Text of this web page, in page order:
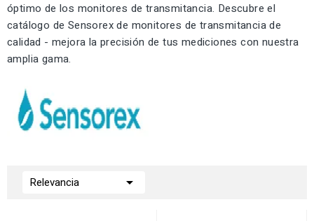
óptimo de los monitores de transmitancia. Descubre el
catálogo de Sensorex de monitores de transmitancia de
calidad - mejora la precisión de tus mediciones con nuestra
amplia gama.
Relevancia 